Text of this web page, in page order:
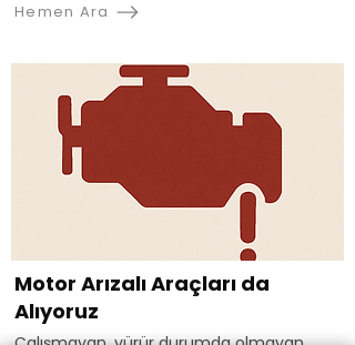
Hemen Ara
Motor Arızalı Araçları da
Alıyoruz